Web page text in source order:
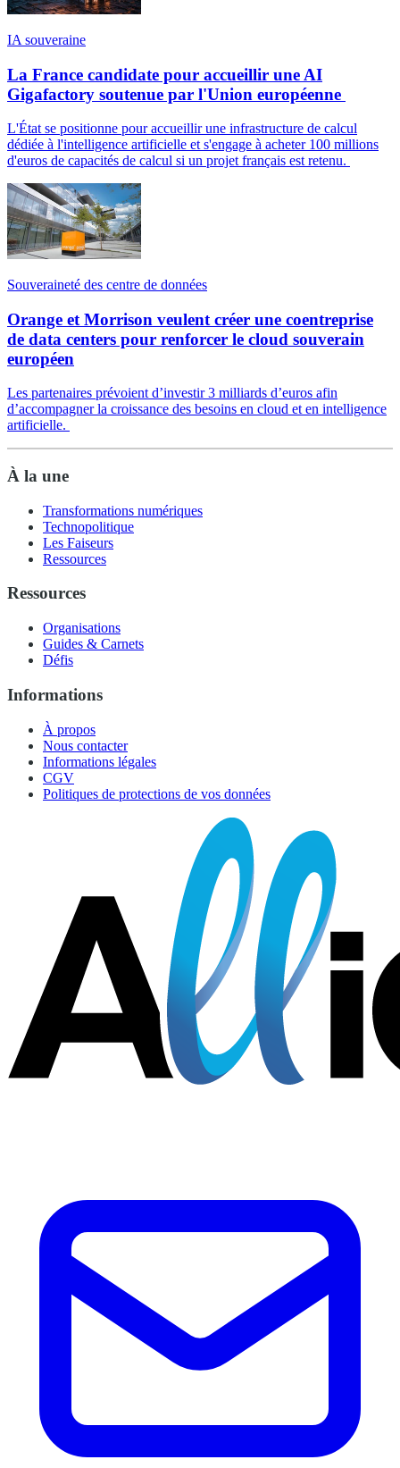
IA souveraine
La France candidate pour accueillir une AI
Gigafactory soutenue par l'Union européenne
L'État se positionne pour accueillir une infrastructure de calcul
dédiée à l'intelligence artificielle et s'engage à acheter 100 millions
d'euros de capacités de calcul si un projet français est retenu.
Souveraineté des centre de données
Orange et Morrison veulent créer une coentreprise
de data centers pour renforcer le cloud souverain
européen
Les partenaires prévoient d’investir 3 milliards d’euros afin
d’accompagner la croissance des besoins en cloud et en intelligence
artificielle.
À la une
Transformations numériques
Technopolitique
Les Faiseurs
Ressources
Ressources
Organisations
Guides & Carnets
Défis
Informations
À propos
Nous contacter
Informations légales
CGV
Politiques de protections de vos données